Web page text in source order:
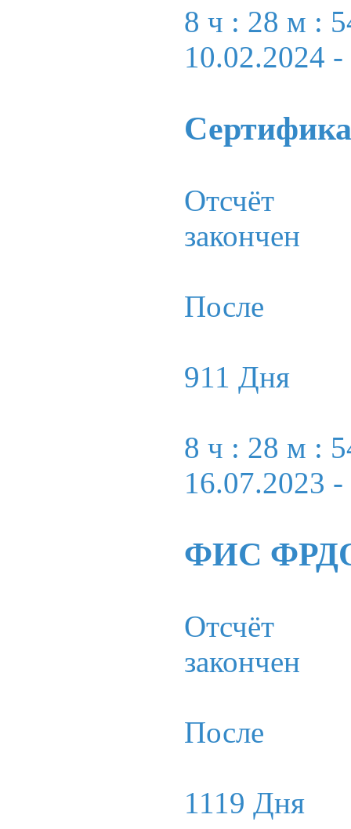
8 ч : 28 м :
10.02.2024 -
Отсчёт
закончен
После
911 Дня
8 ч : 28 м :
16.07.2023 -
ФИС
Отсчёт
закончен
После
1119 Дня